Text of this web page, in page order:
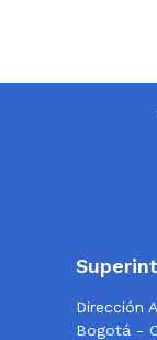
Dirección
Bogotá -